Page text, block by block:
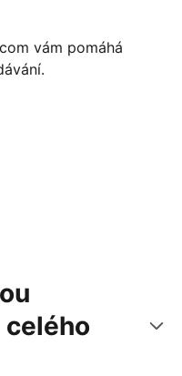
vám pomáhá